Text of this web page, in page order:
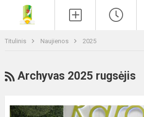
Titulinis Naujienos 2025
RSS
Archyvas 2025 rugsėjis
Puiki